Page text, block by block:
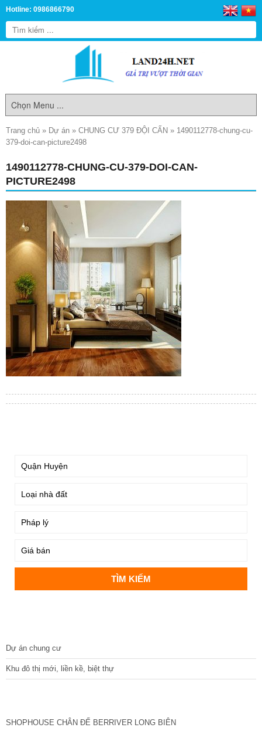
Hotline: 0986866790
Trang chủ » Dự án » CHUNG CƯ 379 ĐỘI CẤN » 1490112778-chung-cu-
379-doi-can-picture2498
1490112778-CHUNG-CU-379-DOI-CAN-
PICTURE2498
Dự án chung cư
Khu đô thị mới, liền kề, biệt thự
SHOPHOUSE CHÂN ĐẾ BERRIVER LONG BIÊN